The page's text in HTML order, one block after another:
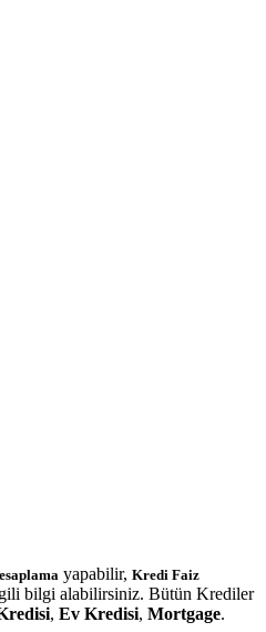
yapabilir, Kredi Faiz
bilgi alabilirsiniz. Bütün Krediler
, Ev Kredisi, Mortgage.